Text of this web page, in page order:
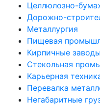
Целлюлозно-
Дорожно-
Металлургия
Пищевая
Кирпичные заводы
Стекольная
Карьерная
Перевалка
Негабаритные